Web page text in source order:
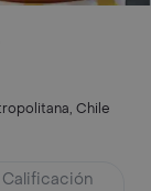
Chile
Calificación